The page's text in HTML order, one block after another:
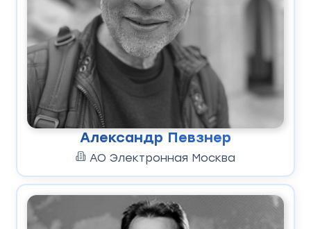
Александр Певзнер
АО Электронная Москва